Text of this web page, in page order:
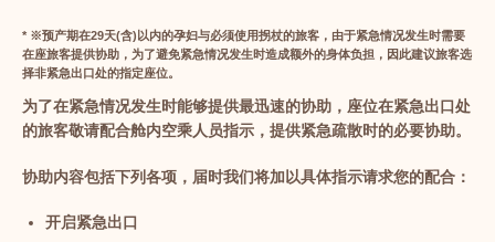
* ※预产期在29天(含)以内的孕妇与必须使用拐杖的旅客，由于紧急情况发生时需要
在座旅客提供协助，为了避免紧急情况发生时造成额外的身体负担，因此建议旅客选
择非紧急出口处的指定座位。
为了在紧急情况发生时能够提供最迅速的协助，座位在紧急出口处
的旅客敬请配合舱内空乘人员指示，提供紧急疏散时的必要协助。
协助内容包括下列各项，届时我们将加以具体指示请求您的配合：
开启紧急出口